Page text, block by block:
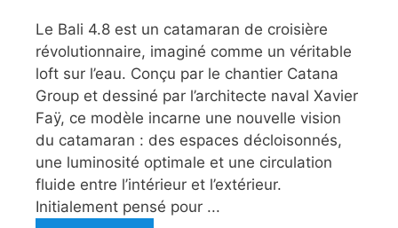
Le Bali 4.8 est un catamaran de croisière
révolutionnaire, imaginé comme un véritable
loft sur l’eau. Conçu par le chantier Catana
Group et dessiné par l’architecte naval Xavier
Faÿ, ce modèle incarne une nouvelle vision
du catamaran : des espaces décloisonnés,
une luminosité optimale et une circulation
fluide entre l’intérieur et l’extérieur.
Initialement pensé pour ...